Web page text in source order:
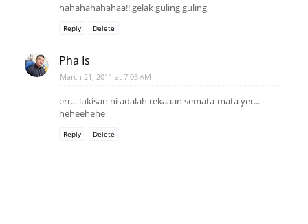
hahahahahahaa!! gelak guling guling
Reply Delete
Pha Is
March 21, 2011 at 7:03 AM
err... lukisan ni adalah rekaaan semata-mata yer...
heheehehe
Reply Delete